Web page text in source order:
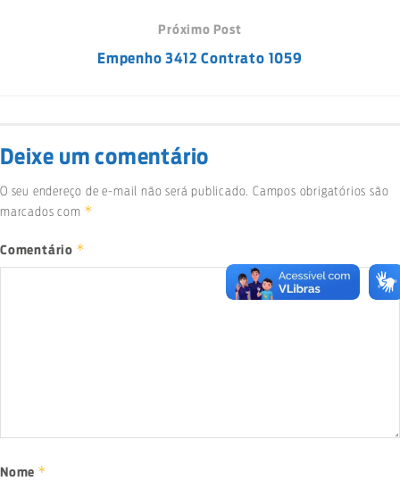
Próximo Post
Empenho 3412 Contrato 1059
Deixe um comentário
O seu endereço de e-mail não será publicado. Campos obrigatórios são
marcados com *
Comentário *
Nome *